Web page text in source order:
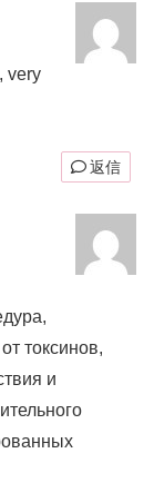
very
返信
токсинов,
и